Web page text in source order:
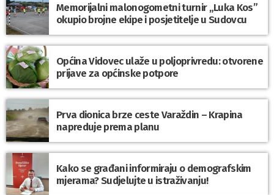
Memorijalni malonogometni turnir „Luka Kos”
okupio brojne ekipe i posjetitelje u Sudovcu
Općina Vidovec ulaže u poljoprivredu: otvorene
prijave za općinske potpore
Prva dionica brze ceste Varaždin – Krapina
napreduje prema planu
Kako se građani informiraju o demografskim
mjerama? Sudjelujte u istraživanju!